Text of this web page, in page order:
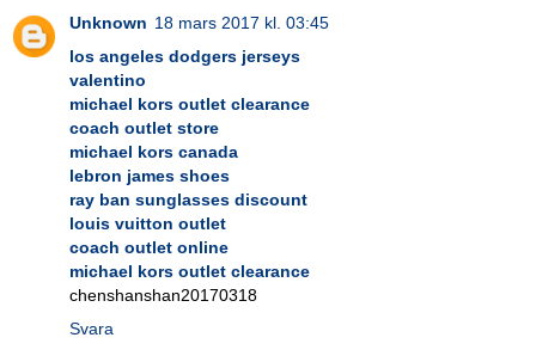
Unknown 18 mars 2017 kl. 03:45
los angeles dodgers jerseys
valentino
michael kors outlet clearance
coach outlet store
michael kors canada
lebron james shoes
ray ban sunglasses discount
louis vuitton outlet
coach outlet online
michael kors outlet clearance
chenshanshan20170318
Svara